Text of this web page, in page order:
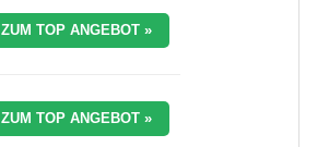
ZUM TOP ANGEBOT »
ZUM TOP ANGEBOT »